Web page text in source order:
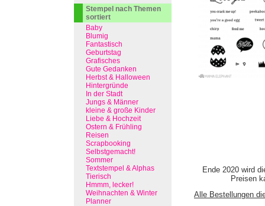
Ende 2020 wird
Preisen
Alle Bestellungen
Stempel nach Themen
sortiert
Baby
Blumig
Fantastisch
Geburtstag
Grafisches
Gute Gedanken
Herbst & Halloween
Hintergründe
In der Stadt
Jungs & Männer
kleine & große Kinder
Liebe & Hochzeit
Ostern & Frühling
Reisen
Scrapbooking
Selbstgemacht!
Sommer
Textstempel & Alphas
Tierisch
Hmmm, lecker!
Weihnachten & Winter
Planner